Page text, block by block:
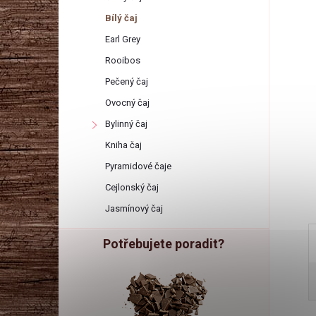
r
a
n
n
í
p
a
n
e
Bílý čaj
Earl Grey
Rooibos
Pečený čaj
Ovocný čaj
Bylinný čaj
Kniha čaj
Pyramidové čaje
Cejlonský čaj
Jasmínový čaj
Potřebujete poradit?